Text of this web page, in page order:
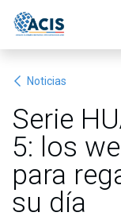
Noticias
Serie
5: los
para
su día